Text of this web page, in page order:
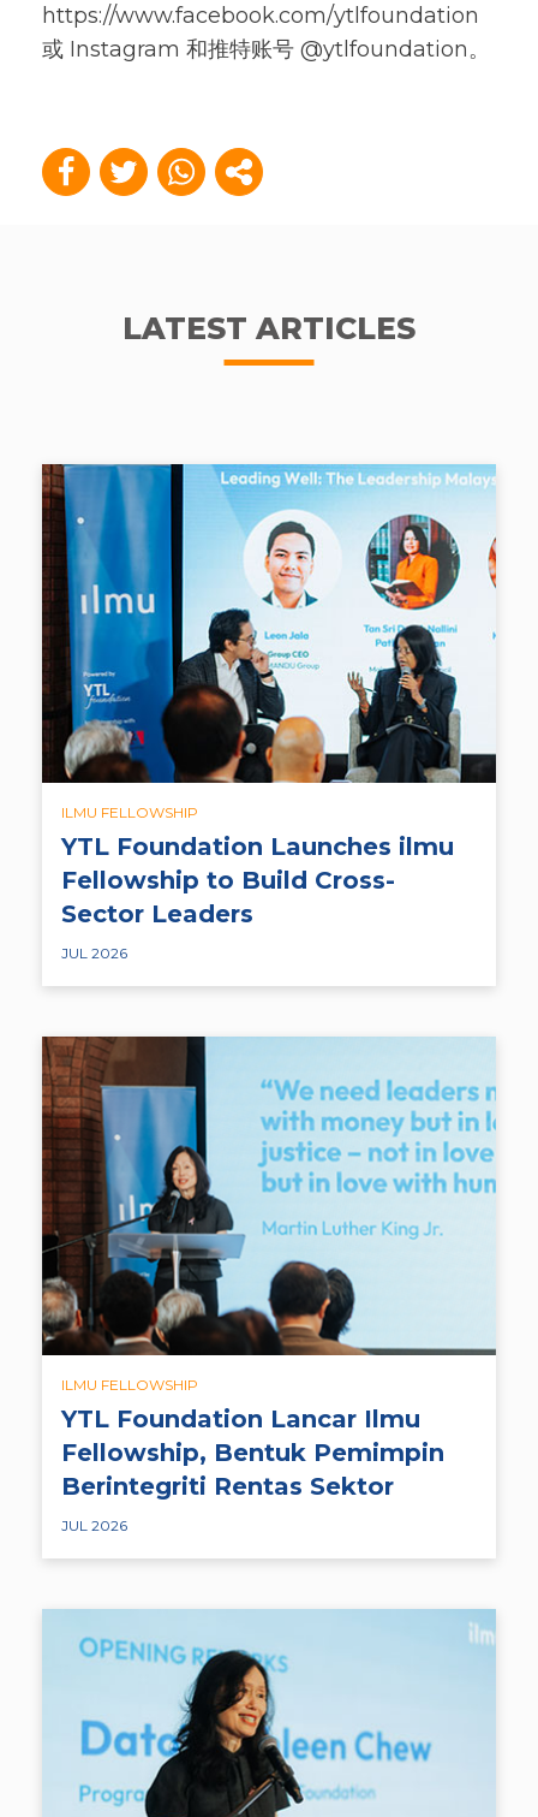
https://www.facebook.com/ytlfoundation
或 Instagram 和推特账号 @ytlfoundation。
LATEST ARTICLES
ILMU FELLOWSHIP
YTL Foundation Launches ilmu
Fellowship to Build Cross-
Sector Leaders
JUL 2026
ILMU FELLOWSHIP
YTL Foundation Lancar Ilmu
Fellowship, Bentuk Pemimpin
Berintegriti Rentas Sektor
JUL 2026